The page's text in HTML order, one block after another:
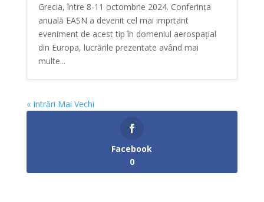
Grecia, între 8-11 octombrie 2024. Conferința
anuală EASN a devenit cel mai imprtant
eveniment de acest tip în domeniul aerospațial
din Europa, lucrările prezentate având mai
multe...
« Intrări Mai Vechi
Facebook
0